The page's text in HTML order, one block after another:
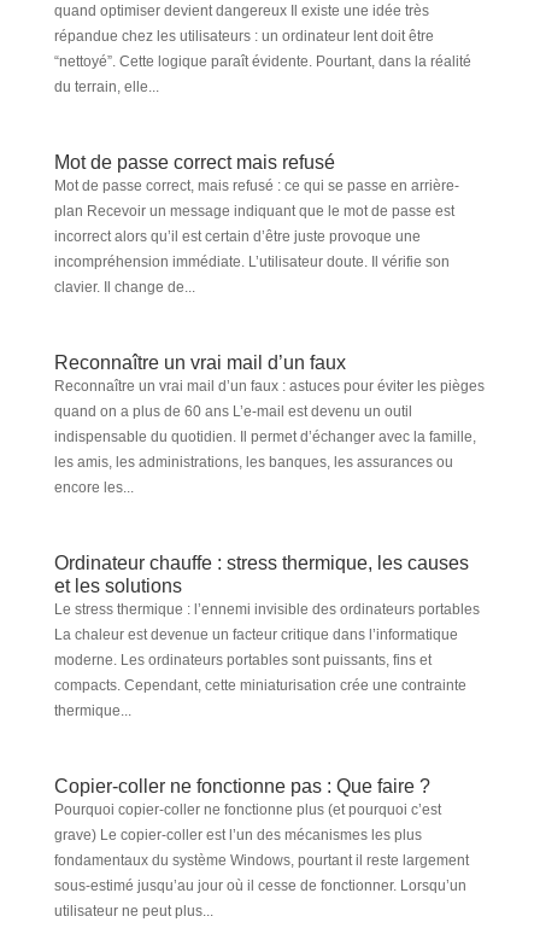
quand optimiser devient dangereux Il existe une idée très
répandue chez les utilisateurs : un ordinateur lent doit être
“nettoyé”. Cette logique paraît évidente. Pourtant, dans la réalité
du terrain, elle...
Mot de passe correct mais refusé
Mot de passe correct, mais refusé : ce qui se passe en arrière-
plan Recevoir un message indiquant que le mot de passe est
incorrect alors qu’il est certain d’être juste provoque une
incompréhension immédiate. L’utilisateur doute. Il vérifie son
clavier. Il change de...
Reconnaître un vrai mail d’un faux
Reconnaître un vrai mail d’un faux : astuces pour éviter les pièges
quand on a plus de 60 ans L’e-mail est devenu un outil
indispensable du quotidien. Il permet d’échanger avec la famille,
les amis, les administrations, les banques, les assurances ou
encore les...
Ordinateur chauffe : stress thermique, les causes
et les solutions
Le stress thermique : l’ennemi invisible des ordinateurs portables
La chaleur est devenue un facteur critique dans l’informatique
moderne. Les ordinateurs portables sont puissants, fins et
compacts. Cependant, cette miniaturisation crée une contrainte
thermique...
Copier-coller ne fonctionne pas : Que faire ?
Pourquoi copier-coller ne fonctionne plus (et pourquoi c’est
grave) Le copier-coller est l’un des mécanismes les plus
fondamentaux du système Windows, pourtant il reste largement
sous-estimé jusqu’au jour où il cesse de fonctionner. Lorsqu’un
utilisateur ne peut plus...